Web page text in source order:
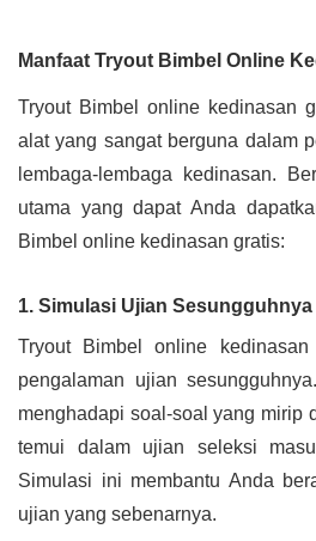
Manfaat Tryout Bimbel Online
Tryout Bimbel online kedinasan
alat yang sangat berguna dalam
lembaga-lembaga kedinasan.
utama yang dapat Anda
Bimbel online kedinasan gratis:
1. Simulasi Ujian Sesungguhnya
Tryout Bimbel online kedinasan
pengalaman ujian
menghadapi soal-soal yang mirip
temui dalam ujian seleksi
Simulasi ini membantu Anda
ujian yang sebenarnya.